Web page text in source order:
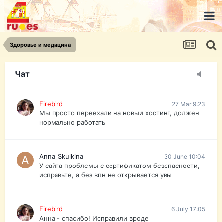
Здоровье и медицина
Чат
urist.dokument@gmail.com
https://pasport-ua.com/
Телеграмм @uristpassua
Firebird
Друзья - из России без VPN сайт и форум
Firebird 27 Mar 9:23
Мы просто переехали на новый хостинг, должен
нормально работать
Anna_Skulkina 30 June 10:04
У сайта проблемы с сертификатом безопасности,
исправьте, а без впн не открывается увы
Firebird 6 July 17:05
Анна - спасибо! Исправили вроде